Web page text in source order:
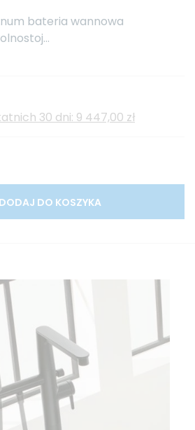
bateria wannowa
30 dni: 9 447,00 zł
DODAJ DO KOSZYKA